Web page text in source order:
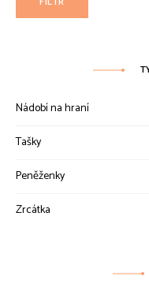
Nádobí na hraní
Tašky
Peněženky
Zrcátka